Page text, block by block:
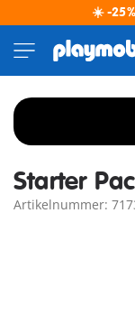
☀️ -
Starter
Artikelnummer: